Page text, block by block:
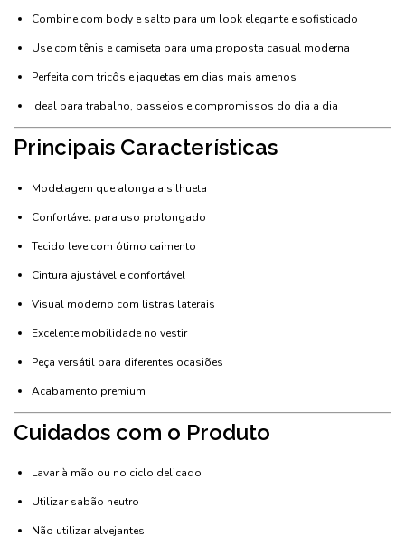
Combine com body e salto para um look elegante e sofisticado
Use com tênis e camiseta para uma proposta casual moderna
Perfeita com tricôs e jaquetas em dias mais amenos
Ideal para trabalho, passeios e compromissos do dia a dia
Principais Características
Modelagem que alonga a silhueta
Confortável para uso prolongado
Tecido leve com ótimo caimento
Cintura ajustável e confortável
Visual moderno com listras laterais
Excelente mobilidade no vestir
Peça versátil para diferentes ocasiões
Acabamento premium
Cuidados com o Produto
Lavar à mão ou no ciclo delicado
Utilizar sabão neutro
Não utilizar alvejantes